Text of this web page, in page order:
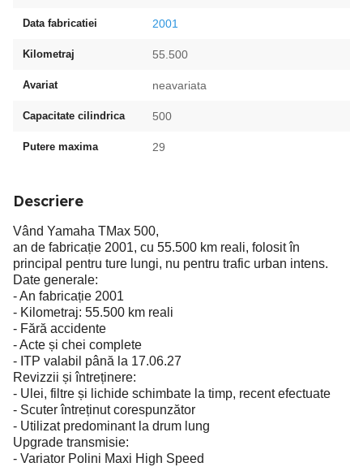
Data fabricatiei 2001
Kilometraj 55.500
Avariat neavariata
Capacitate cilindrica 500
Putere maxima 29
Descriere
Vând Yamaha TMax 500,
an de fabricație 2001, cu 55.500 km reali, folosit în
principal pentru ture lungi, nu pentru trafic urban intens.
Date generale:
- An fabricație 2001
- Kilometraj: 55.500 km reali
- Fără accidente
- Acte și chei complete
- ITP valabil până la 17.06.27
Revizzii și întreținere:
- Ulei, filtre și lichide schimbate la timp, recent efectuate
- Scuter întreținut corespunzător
- Utilizat predominant la drum lung
Upgrade transmisie:
- Variator Polini Maxi High Speed